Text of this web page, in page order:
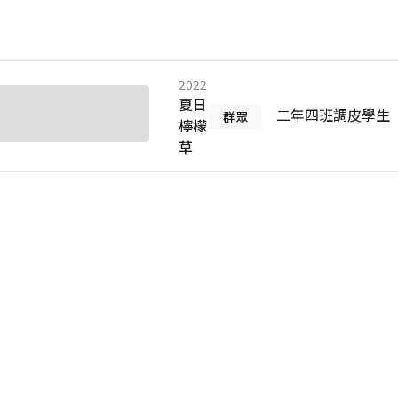
2022
夏日
檸檬
草
群眾 二年四班調皮學生